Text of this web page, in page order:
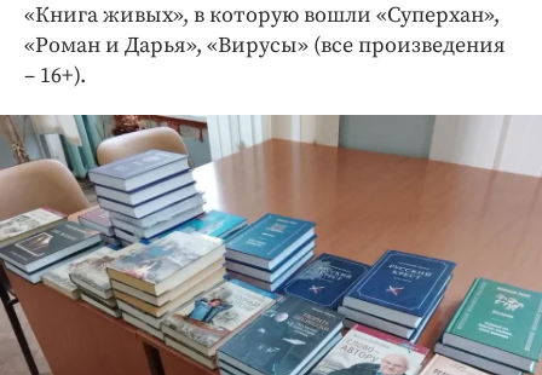
«Книга живых», в которую вошли «Суперхан»,
«Роман и Дарья», «Вирусы» (все произведения
– 16+).